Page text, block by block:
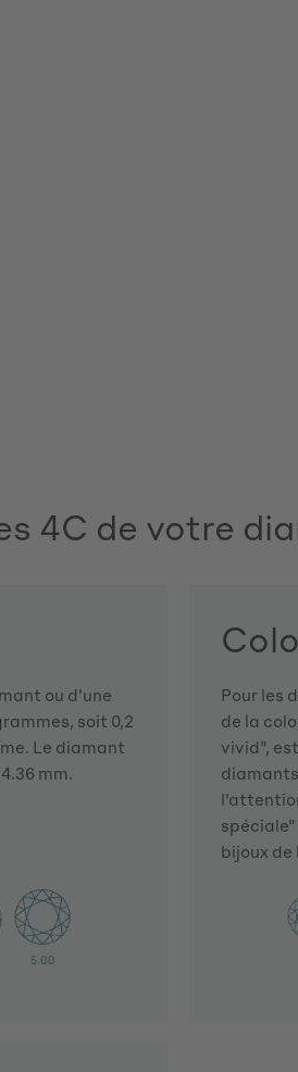
4C de votre
ou d'une
soit 0,2
Le diamant
mm.
Pour les
de la
vivid",
bijoux de